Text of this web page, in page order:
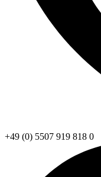
+49 (0) 5507 919 818 0